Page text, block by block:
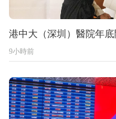
港中大（深圳）醫院年
9小時前